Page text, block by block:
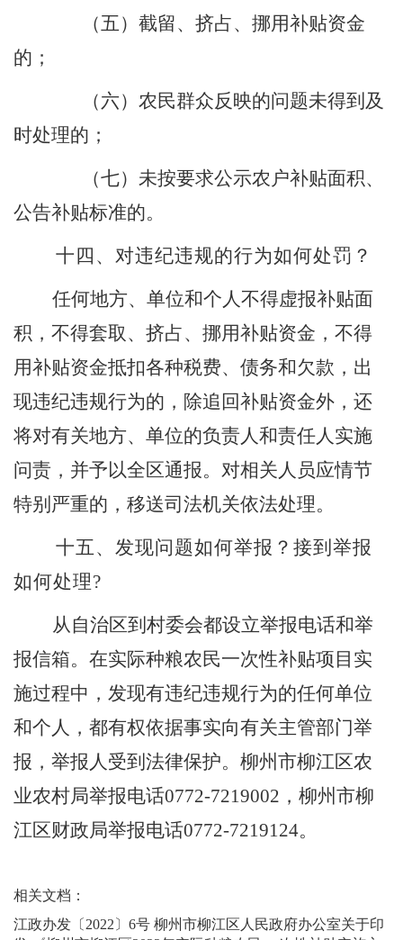
（五）截留、挤占、挪用补贴资金
的；
（六）农民群众反映的问题未得到及
时处理的；
（七）未按要求公示农户补贴面积、
公告补贴标准的。
十四 、对违纪违规的行为如何处罚？
任何地方、单位和个人不得虚报补贴面
积，不得套取、挤占、挪用补贴资金，不得
用补贴资金抵扣各种税费、债务和欠款，出
现违纪违规行为的，除追回补贴资金外，还
将对有关地方、单位的负责人和责任人实施
问责，并予以全区通报。对相关人员应情节
特别严重的，移送司法机关依法处理。
十五、发现问题如何举报？接到举报
如何处理?
从自治区到村委会都设立举报电话和举
报信箱。在实际种粮农民一次性补贴项目实
施过程中，发现有违纪违规行为的任何单位
和个人，都有权依据事实向有关主管部门举
报，举报人受到法律保护。柳州市柳江区农
业农村局举报电话0772-7219002 ，柳州市柳
江区财政局举报电话0772-7219124。
相关文档：
江政办发〔2022〕6号 柳州市柳江区人民政府办公室关于印